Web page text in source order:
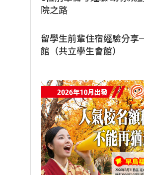
院之路
留學生前輩住宿經驗分
館（共立學生會館）